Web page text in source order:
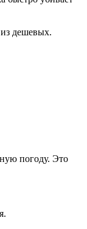
дешевых.
погоду. Это